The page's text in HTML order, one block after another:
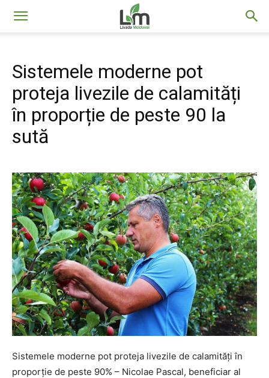
Livada
Moldovei
Sistemele moderne pot
proteja livezile de calamități
în proporție de peste 90 la
sută
Sistemele moderne pot proteja livezile de calamități în
proporție de peste 90% – Nicolae Pascal, beneficiar al